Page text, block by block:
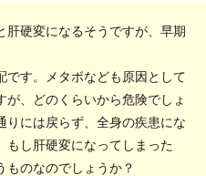
肝硬変になるそうですが、早期
です。メタボなども原因として
、どのくらいから危険でしょ
りには戻らず、全身の疾患にな
もし肝硬変になってしまった
ものなのでしょうか？